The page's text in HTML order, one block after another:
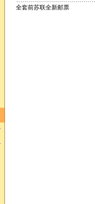
全套前苏联全新邮票